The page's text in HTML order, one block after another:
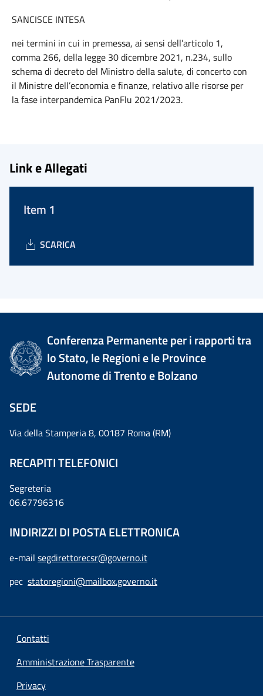
SANCISCE INTESA
nei termini in cui in premessa, ai sensi dell’articolo 1,
comma 266, della legge 30 dicembre 2021, n.234, sullo
schema di decreto del Ministro della salute, di concerto con
il Ministre dell’economia e finanze, relativo alle risorse per
la fase interpandemica PanFlu 2021/2023.
Link e Allegati
Item 1
SCARICA
Conferenza Permanente per i rapporti tra
lo Stato, le Regioni e le Province
Autonome di Trento e Bolzano
SEDE
Via della Stamperia 8, 00187 Roma (RM)
RECAPITI TELEFONICI
Segreteria
06.67796316
INDIRIZZI DI POSTA ELETTRONICA
e-mail segdirettorecsr@governo.it
pec statoregioni@mailbox.governo.it
Contatti
Amministrazione Trasparente
Privacy